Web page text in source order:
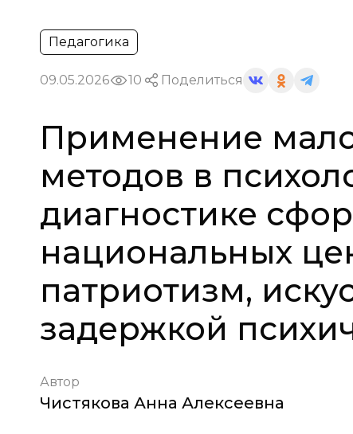
Педагогика
09.05.2026 10 Поделиться
Применение
методов в
диагностике
национальных
патриотизм,
задержкой
Автор
Чистякова Анна Алексеевна